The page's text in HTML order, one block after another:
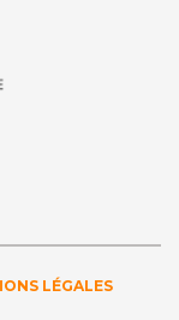
LÉGALES